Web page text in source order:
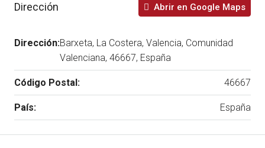
Dirección Abrir en Google Maps
Dirección:Barxeta, La Costera, Valencia, Comunidad
Valenciana, 46667, España
Código Postal: 46667
País: España